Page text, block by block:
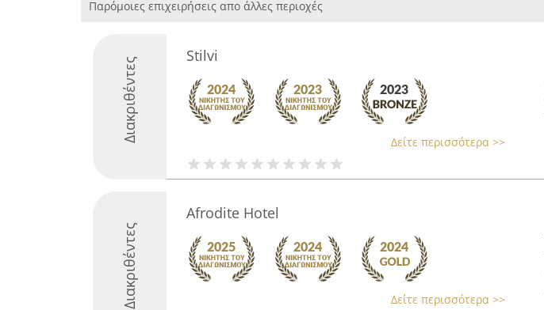
Παρόμοιες επιχειρήσεις απο άλλες περιοχές
Διακριθέντες
Stilvi
Δείτε περισσότερα >>
Διακριθέντες
Afrodite Hotel
Δείτε περισσότερα >>